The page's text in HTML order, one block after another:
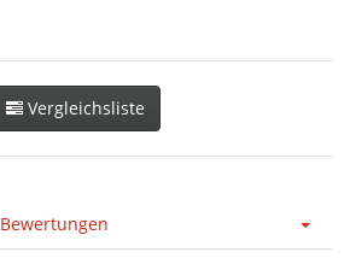
Vergleichsliste
Bewertungen